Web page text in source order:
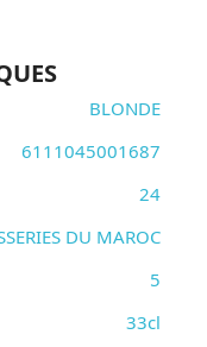
BLONDE
6111045001687
24
DU MAROC
5
33cl